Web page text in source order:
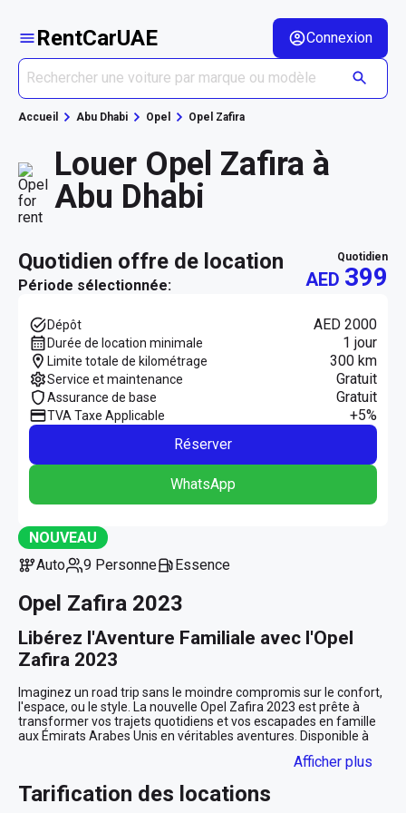
RentCarUAE Connexion
Accueil Abu Dhabi Opel Opel Zafira
Louer Opel Zafira à
Abu Dhabi
quotidien offre de location
Période sélectionnée:
quotidien
AED 399
Dépôt AED 2000
Durée de location minimale 1 jour
Limite totale de kilométrage 300 km
Service et maintenance Gratuit
Assurance de base Gratuit
TVA Taxe Applicable
+5%
Réserver
WhatsApp
NOUVEAU
Auto
9 Personne Essence
Opel Zafira 2023
Libérez l'Aventure Familiale avec l'Opel
Zafira 2023
Imaginez un road trip sans le moindre compromis sur le confort,
l'espace, ou le style. La nouvelle Opel Zafira 2023 est prête à
transformer vos trajets quotidiens et vos escapades en famille
aux Émirats Arabes Unis en véritables aventures. Disponible à
parfaite synergie entre fonctionnalité et élégance.
Un Design Élégant et Pratique
Afficher plus
Tarification des locations